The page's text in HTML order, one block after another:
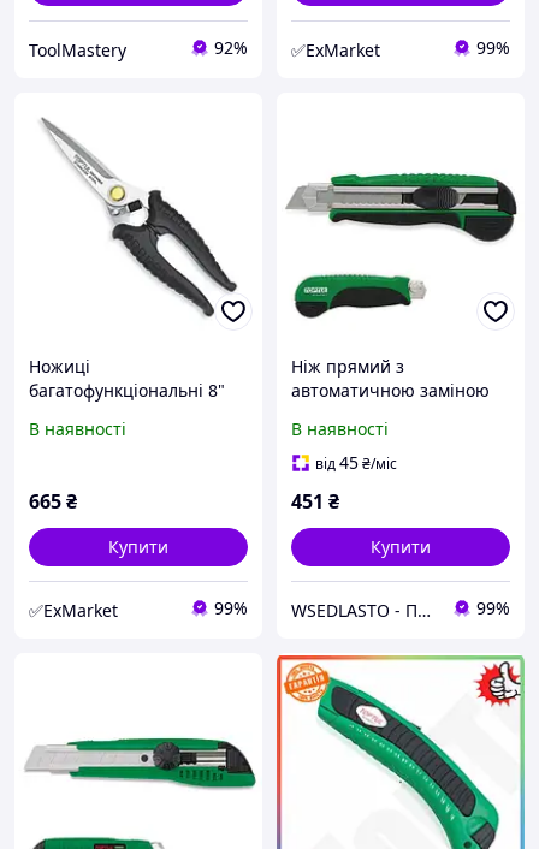
ToolMastery 92% ✅ExMarket 99%
Ножиці
багатофункціональні 8"
В наявності
665₴
Купити
✅ExMarket 99%
Ніж прямий з
автоматичною заміною
TOPTUL
В наявності
від45₴/міс
451 ₴
Купити
WSEDLASTO - Продаж автосервісного обладнання в Україні 99%